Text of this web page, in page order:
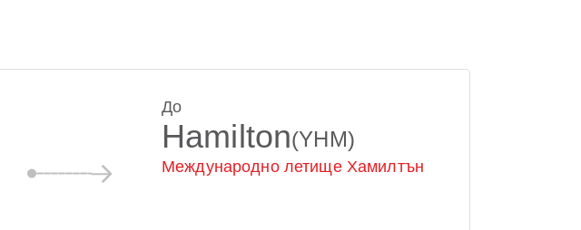
До
Hamilton(YHM)
Международно летище Хамилтън